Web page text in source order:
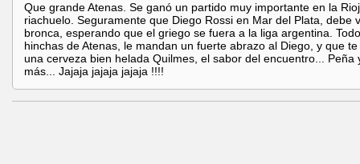
Que grande Atenas. Se ganó un partido muy importante en la
riachuelo. Seguramente que Diego Rossi en Mar del Plata, debe
bronca, esperando que el griego se fuera a la liga argentina.
hinchas de Atenas, le mandan un fuerte abrazo al Diego, y que
una cerveza bien helada Quilmes, el sabor del encuentro... Peña
más... Jajaja jajaja jajaja !!!!